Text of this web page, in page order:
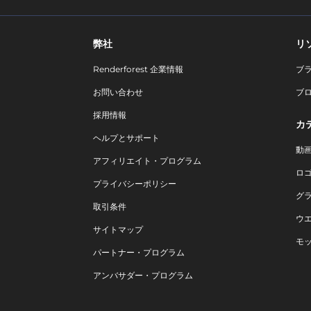
弊社
Renderforest 企業情報
お問い合わせ
採用情報
ヘルプとサポート
アフィリエイト・プログラム
プライバシーポリシー
取引条件
サイトマップ
パートナー・プログラム
アンバサダー・プログラム
リ
ブ
ブ
カ
動
ロ
グ
ウ
モ